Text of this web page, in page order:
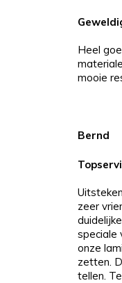
Heel
mooie
Bernd
zeer
speciale
onze
zetten.
tellen.